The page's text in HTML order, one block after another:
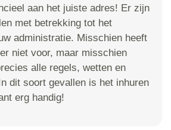
aan het juiste adres! Er zijn
met betrekking tot het
administratie. Misschien heeft
niet voor, maar misschien
alle regels, wetten en
dit soort gevallen is het inhuren
erg handig!